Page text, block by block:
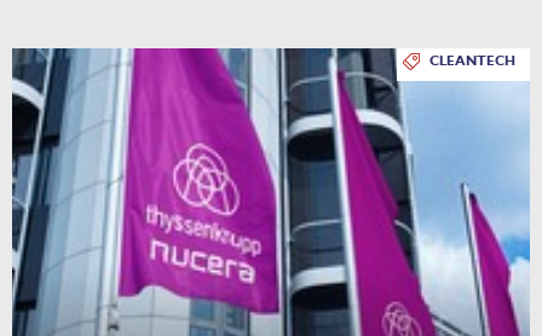
CLEANTECH